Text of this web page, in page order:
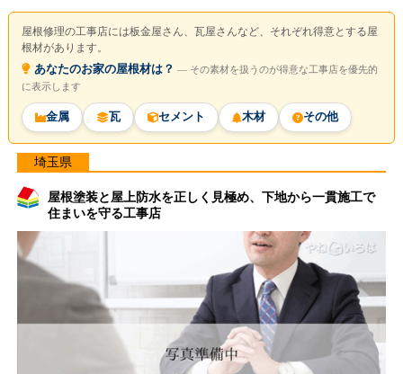
屋根修理の工事店には板金屋さん、瓦屋さんなど、それぞれ得意とする屋
根材があります。
あなたのお家の屋根材は？ ― その素材を扱うのが得意な工事店を優先的
に表示します
金属 瓦 セメント 木材 その他
埼玉県
屋根塗装と屋上防水を正しく見極め、下地から一貫施工で
住まいを守る工事店